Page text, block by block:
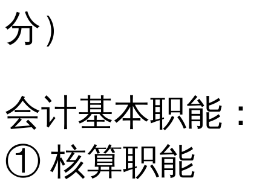
分）
会计基本职能：
① 核算职能